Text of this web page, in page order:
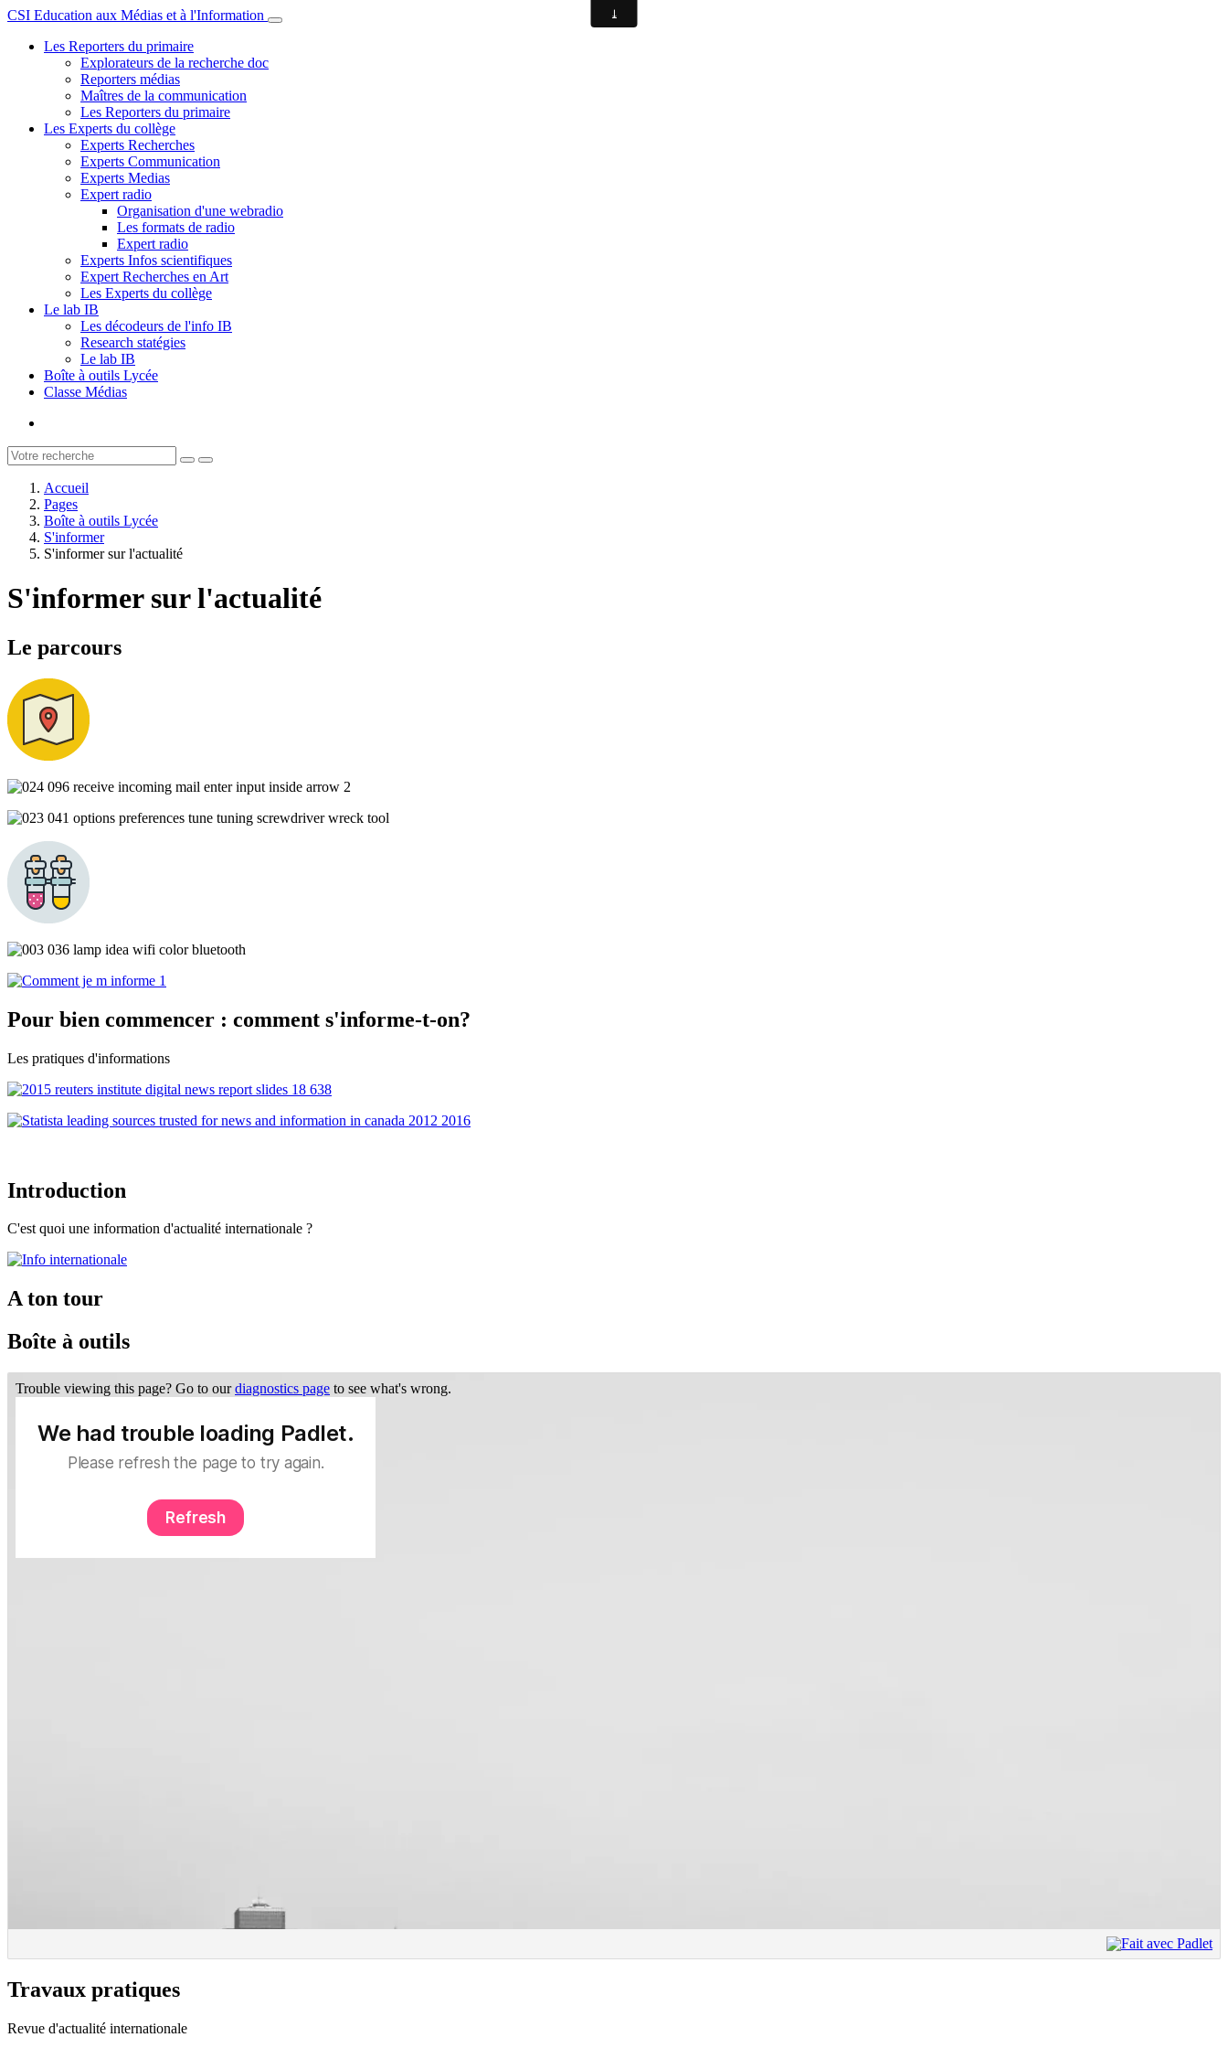
CSI Education aux Médias et à l'Information
Les Reporters du primaire
Explorateurs de la recherche doc
Reporters médias
Maîtres de la communication
Les Reporters du primaire
Les Experts du collège
Experts Recherches
Experts Communication
Experts Medias
Expert radio
Organisation d'une webradio
Les formats de radio
Expert radio
Experts Infos scientifiques
Expert Recherches en Art
Les Experts du collège
Le lab IB
Les décodeurs de l'info IB
Research statégies
Le lab IB
Boîte à outils Lycée
Classe Médias
Accueil
Pages
Boîte à outils Lycée
S'informer
S'informer sur l'actualité
S'informer sur l'actualité
Le parcours
Pour bien commencer : comment s'informe-t-on?
Les pratiques d'informations
Introduction
C'est quoi une information d'actualité internationale ?
A ton tour
Boîte à outils
Travaux pratiques
Revue d'actualité internationale